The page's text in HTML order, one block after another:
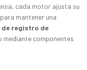
cada motor ajusta su
mantener una
registro de
mediante componentes